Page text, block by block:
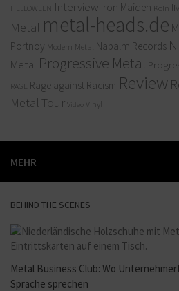
HELLOWEEN Interview Iron Maiden Köln
Metal metal-heads.de
Portnoy Modern Metal Napalm Records
Metal Progressive Metal
RAGE Rage against Racism Review
Metal Tour Video Vinyl
MEHR
BEHIND THE SCENES
Metal Business Club: Wo
Sprache sprechen